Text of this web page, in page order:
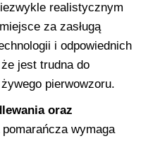
realistycznym
za zasługą
i odpowiednich
że jest trudna do
pierwowzoru.
oraz
pomarańcza wymaga